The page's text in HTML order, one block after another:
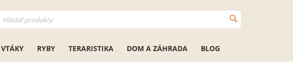
VTÁKY RYBY TERARISTIKA DOM A ZÁHRADA BLOG